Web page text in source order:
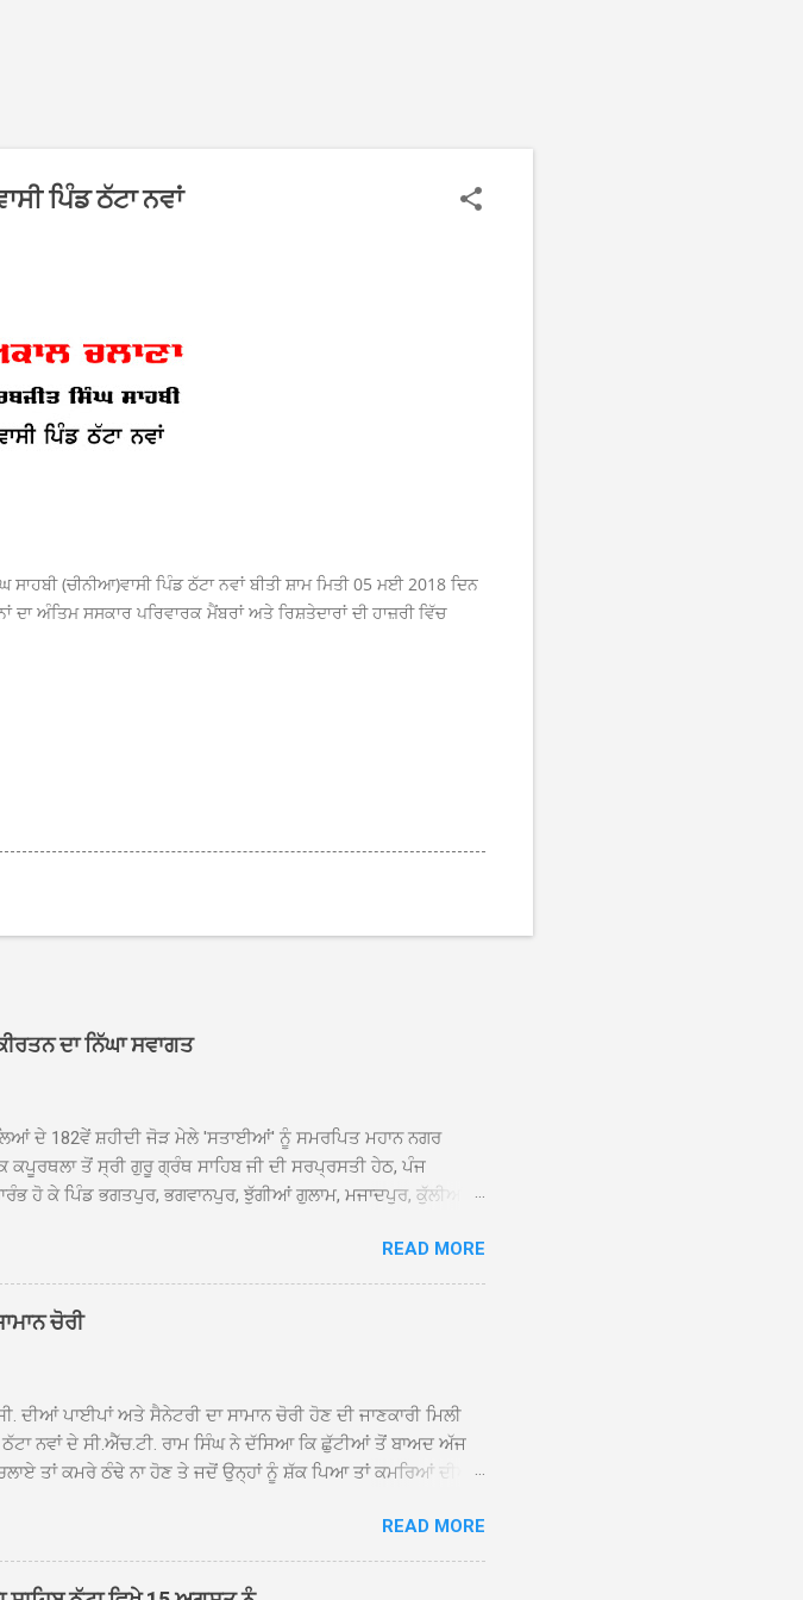
ਪਿੰਡ ਠੱਟਾ ਨਵਾਂ
ਸਾਹਬੀ (ਚੀਨੀਆ)ਵਾਸੀ ਪਿੰਡ ਠੱਟਾ ਨਵਾਂ ਬੀਤੀ ਸ਼ਾਮ ਮਿਤੀ 05 ਮਈ 2018 ਦਿਨ
ਦਾ ਅੰਤਿਮ ਸਸਕਾਰ ਪਰਿਵਾਰਕ ਮੈਂਬਰਾਂ ਅਤੇ ਰਿਸ਼ਤੇਦਾਰਾਂ ਦੀ ਹਾਜ਼ਰੀ ਵਿੱਚ
ਦਾ ਨਿੱਘਾ ਸਵਾਗਤ
ਦੇ 182ਵੇਂ ਸ਼ਹੀਦੀ ਜੋੜ ਮੇਲੇ 'ਸਤਾਈਆਂ' ਨੂੰ ਸਮਰਪਿਤ ਮਹਾਨ ਨਗਰ
ਤੋਂ ਸ੍ਰੀ ਗੁਰੂ ਗ੍ਰੰਥ ਸਾਹਿਬ ਜੀ ਦੀ ਸਰਪ੍ਰਸਤੀ ਹੇਠ, ਪੰਜ
ਹੋ ਕੇ ਪਿੰਡ ਭਗਤਪੁਰ, ਭਗਵਾਨਪੁਰ, ਝੁੱਗੀਆਂ ਗੁਲਾਮ, ਮਜਾਦਪੁਰ, ਕੁੱਲੀਆਂ,
ਗੁਰਦੁਆਰਾ ਸ੍ਰੀ ਦਮਦਮਾ ਸਾਹਿਬ ਠੱਟਾ ਵਿਖੇ ਪਹੁੰਚਣ ’ਤੇ ਮੁੱਖ ਸੇਵਾਦਾਰ
ਦੀ ਗੂੰਜ ਵਿਚ ਨਿੱਘਾ ਸਵਾਗਤ ਕੀਤਾ ਗਿਆ। ਗੁਰਦੁਆਰਾ ਸ੍ਰੀ
ਦੀ ਅਰਦਾਸ ਹੋਈ। ਇਸ ਮੌਕੇ ਪੰਜ ਪਿਆਰੇ ਸਾਹਿਬਾਨ ਤੇ ਨਗਰ ਕੀਰਤਨ ਦੇ
ਸੰਤ ਬਾਬਾ ਹਰਜੀਤ ਸਿੰਘ ਵੱਲੋਂ ਸਿਰੋਪਾਓ ਦੇ ਕੇ ਵਿਸ਼ੇਸ਼ ਤੌਰ ’ਤੇ
READ MORE
ਚੋਰੀ
ਦੀਆਂ ਪਾਈਪਾਂ ਅਤੇ ਸੈਨੇਟਰੀ ਦਾ ਸਾਮਾਨ ਚੋਰੀ ਹੋਣ ਦੀ ਜਾਣਕਾਰੀ ਮਿਲੀ
ਨਵਾਂ ਦੇ ਸੀ.ਐੱਚ.ਟੀ. ਰਾਮ ਸਿੰਘ ਨੇ ਦੱਸਿਆ ਕਿ ਛੁੱਟੀਆਂ ਤੋਂ ਬਾਅਦ ਅੱਜ
ਤਾਂ ਕਮਰੇ ਠੰਢੇ ਨਾ ਹੋਣ ਤੇ ਜਦੋਂ ਉਨ੍ਹਾਂ ਨੂੰ ਸ਼ੱਕ ਪਿਆ ਤਾਂ ਕਮਰਿਆਂ ਦੀਆਂ
ਸਕੂਲ ਗੇੜਾ ਮਾਰਦੇ ਸਨ ਅਤੇ 20 ਜੂਨ ਤੱਕ ਸਭ ਠੀਕ ਸੀ। ਚੋਰੀ ਦੀ ਘਟਨਾ
ਸਟਾਫ ਮੈਂਬਰਾਂ ਅੰਜੂ ਬਾਲਾ, ਹਰਜੀਤ ਕੌਰ, ਕਮਲਪ੍ਰੀਤ ਕੌਰ ਅਤੇ ਹਰਵਿੰਦਰ
ਏ. ਸੀ. ਲਾਉਣ ਦੀ ਸੇਵਾ ਸੀ.ਐੱਚ.ਟੀ. ਰਾਮ ਸਿੰਘ ਵੱਲੋਂ ਕੀਤੀ ਗਈ ਸੀ
READ MORE